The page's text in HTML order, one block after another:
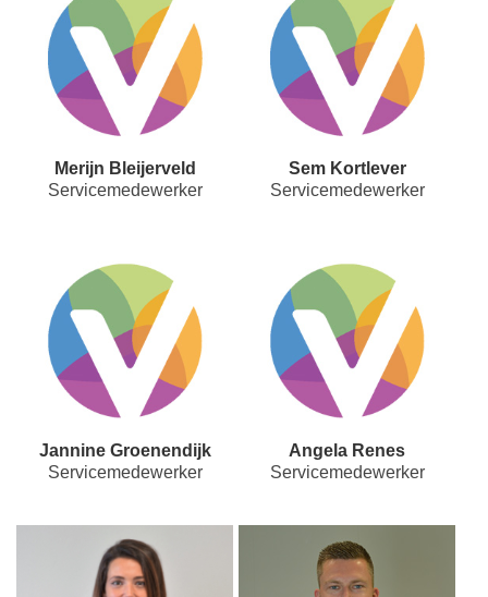
Merijn Bleijerveld
Servicemedewerker
Sem Kortlever
Servicemedewerker
Jannine Groenendijk
Servicemedewerker
Angela Renes
Servicemedewerker